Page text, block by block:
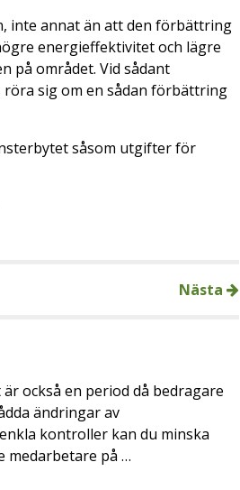
inte annat än att den förbättring
energieffektivitet och lägre
på området. Vid sådant
sig om en sådan förbättring
såsom utgifter för
Nästa
också en period då bedragare
ändringar av
kontroller kan du minska
medarbetare på …